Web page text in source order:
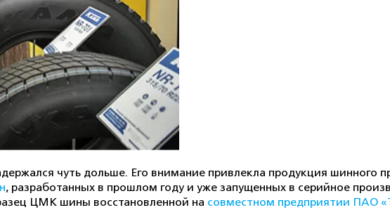
чуть дольше. Его внимание привлекла продукция шинного
, разработанных в прошлом году и уже запущенных в серийное
ЦМК шины восстановленной на совместном предприятии ПАО